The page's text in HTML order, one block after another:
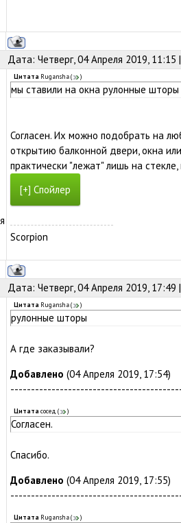
Дата: Четверг, 04 Апреля 2019,
Цитата Rugansha( )
мы ставили на окна рулонные
Согласен. Их можно подобрать на
открытию балконной двери, окна
практически "лежат" лишь на
Scorpion
Дата: Четверг, 04 Апреля 2019,
Цитата Rugansha( )
рулонные шторы
А где заказывали?
Добавлено (04 Апреля 2019, 17:54)
Цитата сосед ( )
Согласен.
Спасибо.
Добавлено (04 Апреля 2019, 17:55)
Цитата Rugansha( )